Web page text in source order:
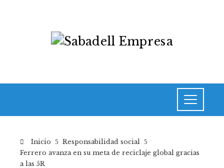
Inicio
Responsabilidad social
Ferrero avanza en su meta de reciclaje global gracias
a las 5R